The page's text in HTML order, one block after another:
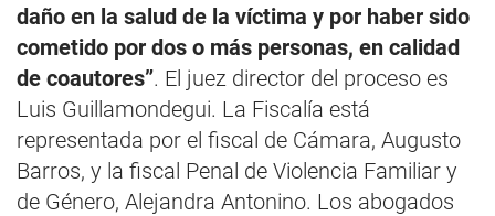
daño en la salud de la víctima y por haber sido
cometido por dos o más personas, en calidad
de coautores”. El juez director del proceso es
Luis Guillamondegui. La Fiscalía está
representada por el fiscal de Cámara, Augusto
Barros, y la fiscal Penal de Violencia Familiar y
de Género, Alejandra Antonino. Los abogados